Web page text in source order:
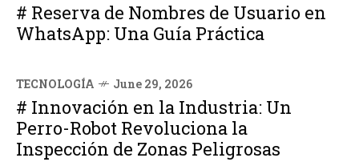
# Reserva de Nombres de Usuario en
WhatsApp: Una Guía Práctica
TECNOLOGÍA June 29, 2026
# Innovación en la Industria: Un
Perro-Robot Revoluciona la
Inspección de Zonas Peligrosas